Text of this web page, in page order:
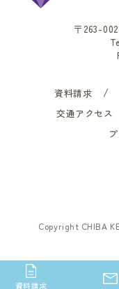
資料請求
〒263-
資料請求
交通アクセス
Copyright CHIBA